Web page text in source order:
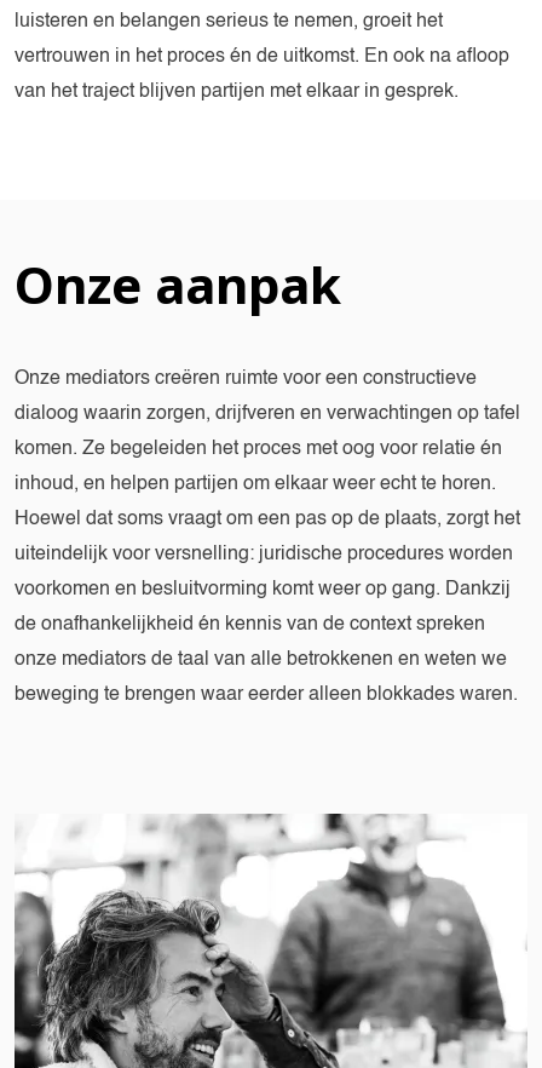
luisteren en belangen serieus te nemen, groeit het
vertrouwen in het proces én de uitkomst. En ook na afloop
van het traject blijven partijen met elkaar in gesprek.
Onze aanpak
Onze mediators creëren ruimte voor een constructieve
dialoog waarin zorgen, drijfveren en verwachtingen op tafel
komen. Ze begeleiden het proces met oog voor relatie én
inhoud, en helpen partijen om elkaar weer echt te horen.
Hoewel dat soms vraagt om een pas op de plaats, zorgt het
uiteindelijk voor versnelling: juridische procedures worden
voorkomen en besluitvorming komt weer op gang. Dankzij
de onafhankelijkheid én kennis van de context spreken
onze mediators de taal van alle betrokkenen en weten we
beweging te brengen waar eerder alleen blokkades waren.